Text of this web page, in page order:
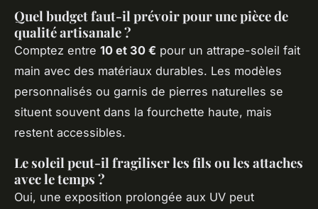
Quel budget faut-il prévoir pour une pièce de
qualité artisanale ?
Comptez entre 10 et 30 € pour un attrape-soleil fait
main avec des matériaux durables. Les modèles
personnalisés ou garnis de pierres naturelles se
situent souvent dans la fourchette haute, mais
restent accessibles.
Le soleil peut-il fragiliser les fils ou les attaches
avec le temps ?
Oui, une exposition prolongée aux UV peut